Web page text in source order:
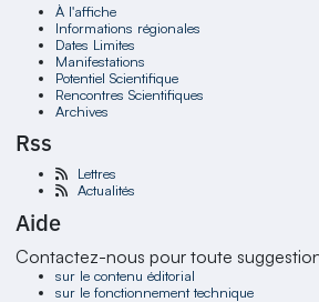
À l'affiche
Informations régionales
Dates Limites
Manifestations
Potentiel Scientifique
Rencontres Scientifiques
Archives
Rss
Lettres
Actualités
Aide
Contactez-nous pour toute
sur le contenu éditorial
sur le fonctionnement technique